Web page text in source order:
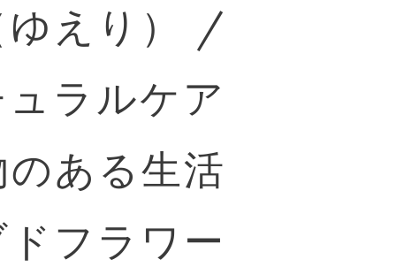
えり） /
ラルケア
ある生活
フラワー